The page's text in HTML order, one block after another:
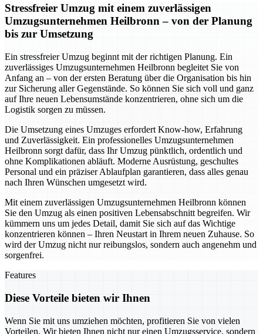
Stressfreier Umzug mit einem zuverlässigen
Umzugsunternehmen Heilbronn – von der Planung
bis zur Umsetzung
Ein stressfreier Umzug beginnt mit der richtigen Planung. Ein
zuverlässiges Umzugsunternehmen Heilbronn begleitet Sie von
Anfang an – von der ersten Beratung über die Organisation bis hin
zur Sicherung aller Gegenstände. So können Sie sich voll und ganz
auf Ihre neuen Lebensumstände konzentrieren, ohne sich um die
Logistik sorgen zu müssen.
Die Umsetzung eines Umzuges erfordert Know-how, Erfahrung
und Zuverlässigkeit. Ein professionelles Umzugsunternehmen
Heilbronn sorgt dafür, dass Ihr Umzug pünktlich, ordentlich und
ohne Komplikationen abläuft. Moderne Ausrüstung, geschultes
Personal und ein präziser Ablaufplan garantieren, dass alles genau
nach Ihren Wünschen umgesetzt wird.
Mit einem zuverlässigen Umzugsunternehmen Heilbronn können
Sie den Umzug als einen positiven Lebensabschnitt begreifen. Wir
kümmern uns um jedes Detail, damit Sie sich auf das Wichtige
konzentrieren können – Ihren Neustart in Ihrem neuen Zuhause. So
wird der Umzug nicht nur reibungslos, sondern auch angenehm und
sorgenfrei.
Features
Diese Vorteile bieten wir Ihnen
Wenn Sie mit uns umziehen möchten, profitieren Sie von vielen
Vorteilen. Wir bieten Ihnen nicht nur einen Umzugsservice, sondern